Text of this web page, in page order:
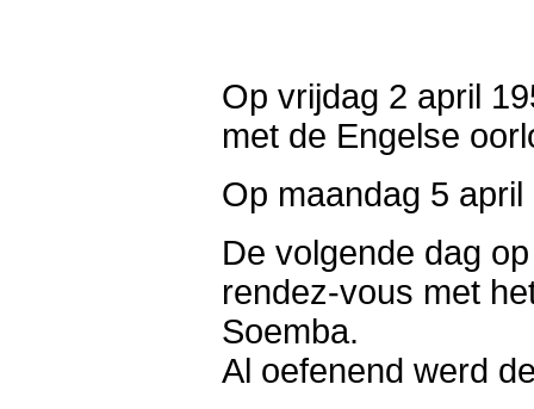
Op vrijdag 2 april
met de Engelse
Op maandag 5
De volgende dag
rendez-vous met
Soemba.
Al oefenend werd